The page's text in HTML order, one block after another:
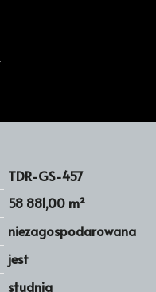
TDR-GS-457
58 881,00 m²
niezagospodarowana
jest
studnia